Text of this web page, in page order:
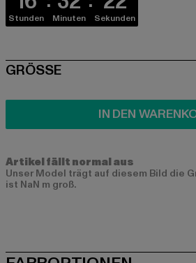
Stunden Minuten Sekunden
SIZE
GRÖSSE
IN DEN
Artikel fällt normal aus
Unser Model trägt auf diesem Bild die
ist NaN m groß.